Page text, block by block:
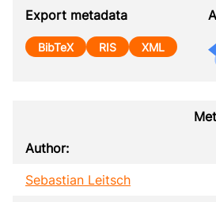
Export metadata
BibTeX RIS XML
Author:
Sebastian Leitsch